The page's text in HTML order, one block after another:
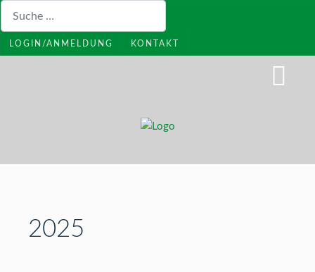
LOGIN/ANMELDUNG KONTAKT
2025